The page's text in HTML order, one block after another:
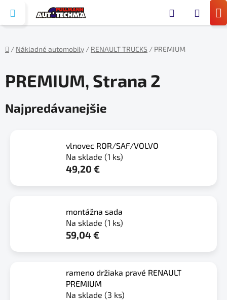
obsah
/ Nákladné automobily / RENAULT TRUCKS / PREMIUM
PREMIUM, Strana 2
Najpredávanejšie
vlnovec ROR/SAF/VOLVO
Na sklade (1 ks)
49,20 €
montážna sada
Na sklade (1 ks)
59,04 €
rameno držiaka pravé RENAULT
PREMIUM
Na sklade (3 ks)